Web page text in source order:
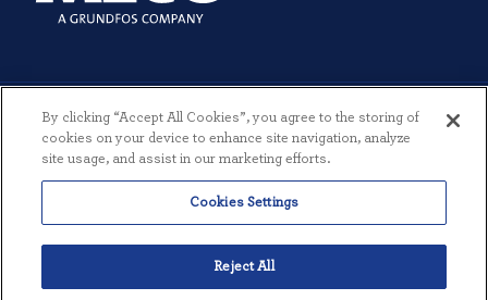
© 2026 MECO INCORPORATED. ALLE RETTIGHEDER FORBEHOLDES.
VILKÅR OG BETINGELSER | PRIVATLIVSPOLITIK
THREESIXTYEIGHT
By clicking “Accept All Cookies”, you agree to the storing of
cookies on your device to enhance site navigation, analyze
site usage, and assist in our marketing efforts.
Cookies Settings
Reject All